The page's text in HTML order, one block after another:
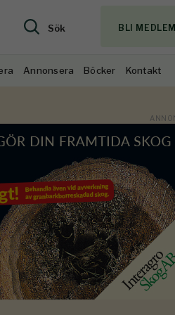
Sök BLI MEDLEM
Annonsera Böcker Kontakt